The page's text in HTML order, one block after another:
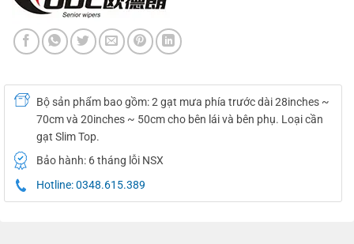
Bộ sản phẩm bao gồm: 2 gạt mưa phía trước dài 28inches ~
70cm và 20inches ~ 50cm cho bên lái và bên phụ. Loại cần
gạt Slim Top.
Bảo hành: 6 tháng lỗi NSX
Hotline: 0348.615.389